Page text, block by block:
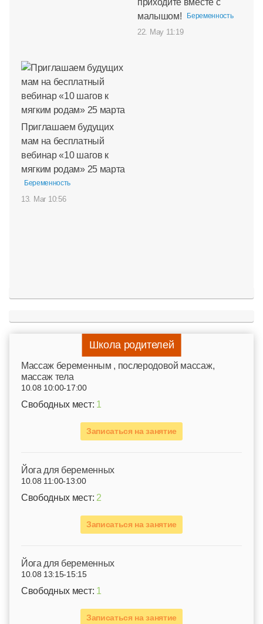
приходите вместе с
малышом!
Беременность
22. May 11:19
Приглашаем будущих
мам на бесплатный
вебинар «10 шагов к
мягким родам» 25 марта
Беременность
13. Mar 10:56
Школа родителей
Mассаж беременным , послеродовой массаж,
массаж тела
10.08 10:00-17:00
Свободных мест: 1
Записаться на занятие
Йога для беременных
10.08 11:00-13:00
Свободных мест: 2
Записаться на занятие
Йога для беременных
10.08 13:15-15:15
Свободных мест: 1
Записаться на занятие